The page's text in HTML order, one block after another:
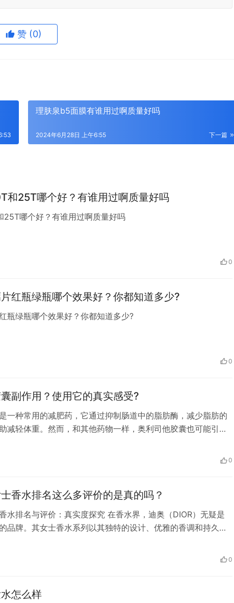
赞 (0)
理肤泉b5面膜有谁用过啊质量好吗
下一篇
2024年6月28日 上午6:55
和25T哪个好？有谁用过啊质量好吗
25T哪个好？有谁用过啊质量好吗
0
红瓶绿瓶哪个效果好？你都知道多少?
瓶绿瓶哪个效果好？你都知道多少?
0
副作用？使用它的真实感受?
一种常用的减肥药，它通过抑制肠道中的脂肪酶，减少脂肪的
减轻体重。然而，和其他药物一样，奥利司他胶囊也可能引起
排气增多、大便次数增多和脂肪泻等。这些症状通常在开始服
0
香水排名这么多评价的是真的吗？
水排名与评价：真实度探究 在香水界，迪奥（DIOR）无疑是
品牌。其女士香水系列以其独特的设计、优雅的香调和持久留
名的评价层出不穷，让人不禁产生疑问：这些评价是真实的吗？
0
怎么样